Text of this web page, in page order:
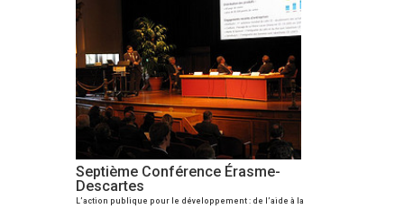
Septième Conférence Érasme-
Descartes
L’action publique pour le développement : de l’aide à la